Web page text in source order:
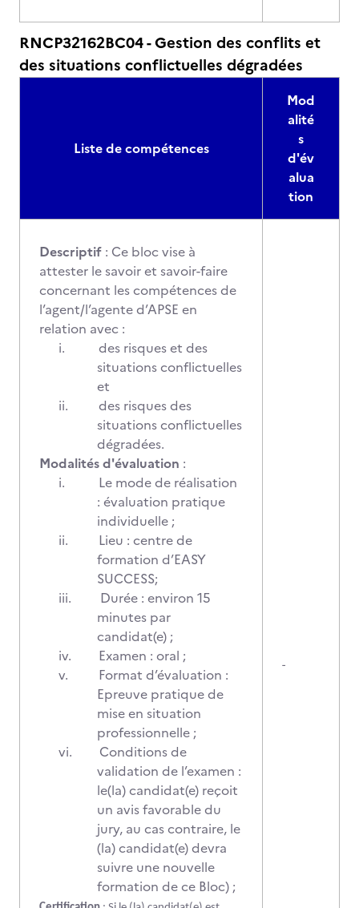
RNCP32162BC04 - Gestion des conflits et
des situations conflictuelles dégradées
Liste de compétences
Mod
alité
s
d'év
alua
tion
Descriptif : Ce bloc vise à
attester le savoir et savoir-faire
concernant les compétences de
l’agent/l’agente d’APSE en
relation avec :
i.
des risques et des
situations conflictuelles
et
ii.
des risques des
situations conflictuelles
dégradées.
Modalités d'évaluation :
i.
Le mode de réalisation
: évaluation pratique
individuelle ;
ii.
Lieu : centre de
formation d’EASY
SUCCESS;
iii.
Durée : environ 15
minutes par
candidat(e) ;
iv.
Examen : oral ;
v.
Format d’évaluation :
Epreuve pratique de
mise en situation
professionnelle ;
vi.
Conditions de
validation de l’examen :
le(la) candidat(e) reçoit
un avis favorable du
jury, au cas contraire, le
(la) candidat(e) devra
suivre une nouvelle
formation de ce Bloc) ;
-